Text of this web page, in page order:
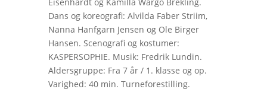
Dans og koreografi: Alvilda Faber Striim,
Nanna Hanfgarn Jensen og Ole Birger
Hansen. Scenografi og kostumer:
KASPERSOPHIE. Musik: Fredrik Lundin.
Aldersgruppe: Fra 7 år / 1. klasse og op.
Varighed: 40 min. Turneforestilling.